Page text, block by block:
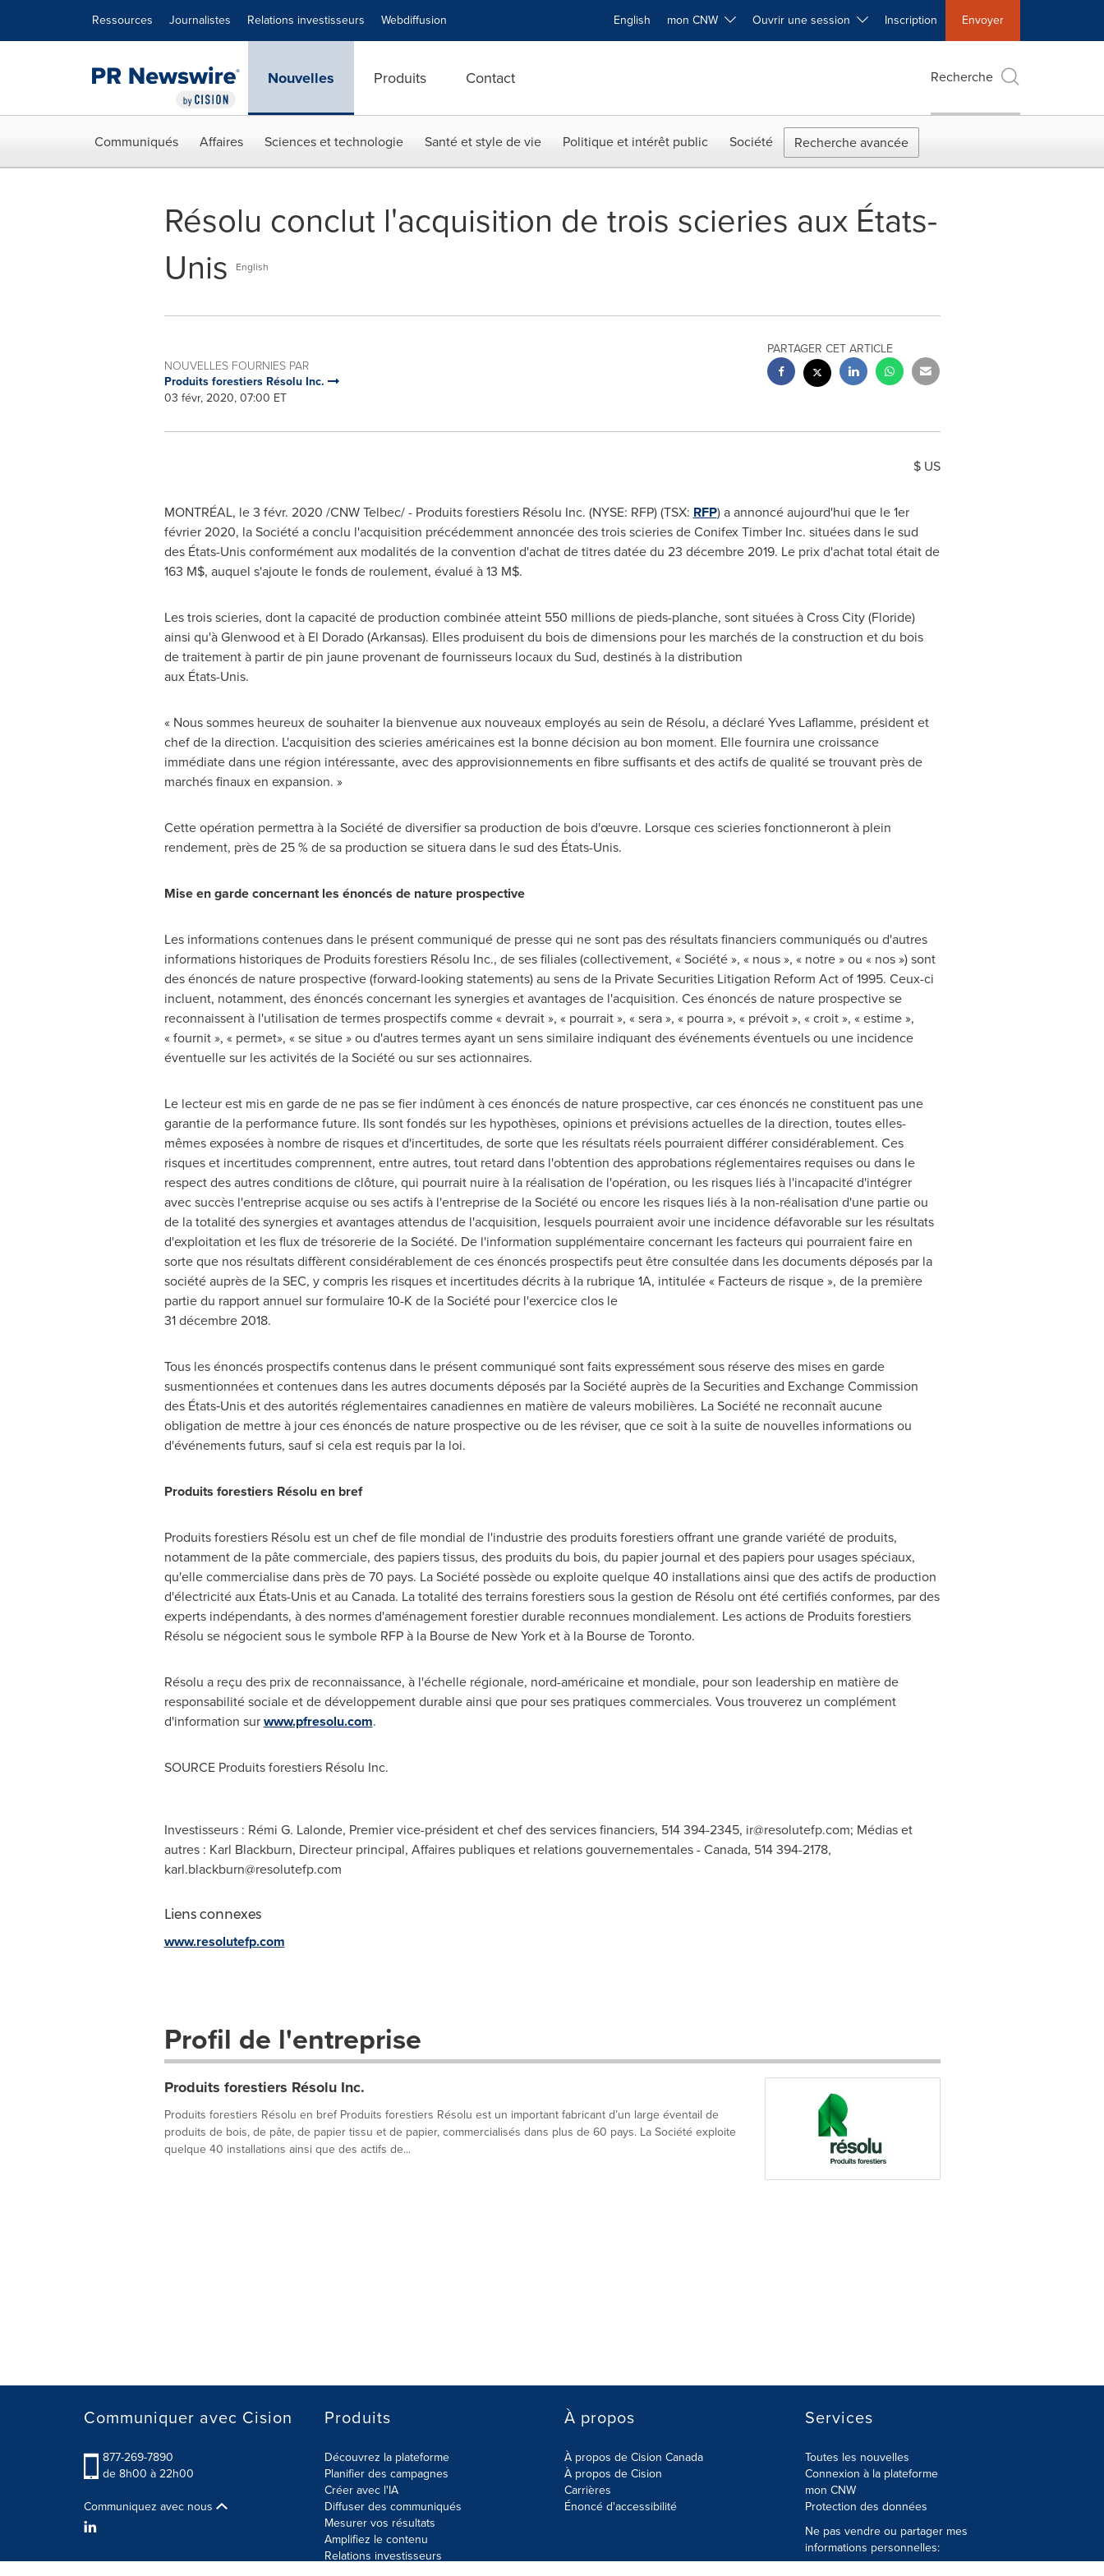
Ressources Journalistes Relations investisseurs Webdiffusion English mon CNW Ouvrir une session Inscription Envoyer
Nouvelles Produits Contact Recherche
Communiqués Affaires Sciences et technologie Santé et style de vie Politique et intérêt public Société Recherche avancée
Résolu conclut l'acquisition de trois scieries aux États-
Unis
English
NOUVELLES FOURNIES PAR
Produits forestiers Résolu Inc.
03 févr, 2020, 07:00 ET
PARTAGER CET ARTICLE
$ US
MONTRÉAL, le 3 févr. 2020 /CNW Telbec/ - Produits forestiers Résolu Inc. (NYSE: RFP) (TSX: RFP) a annoncé aujourd'hui que le 1er
février 2020, la Société a conclu l'acquisition précédemment annoncée des trois scieries de Conifex Timber Inc. situées dans le sud
des États-Unis conformément aux modalités de la convention d'achat de titres datée du 23 décembre 2019. Le prix d'achat total était de
163 M$, auquel s'ajoute le fonds de roulement, évalué à 13 M$.
Les trois scieries, dont la capacité de production combinée atteint 550 millions de pieds-planche, sont situées à Cross City (Floride)
ainsi qu'à Glenwood et à El Dorado (Arkansas). Elles produisent du bois de dimensions pour les marchés de la construction et du bois
de traitement à partir de pin jaune provenant de fournisseurs locaux du Sud, destinés à la distribution
aux États-Unis.
« Nous sommes heureux de souhaiter la bienvenue aux nouveaux employés au sein de Résolu, a déclaré Yves Laflamme, président et
chef de la direction. L'acquisition des scieries américaines est la bonne décision au bon moment. Elle fournira une croissance
immédiate dans une région intéressante, avec des approvisionnements en fibre suffisants et des actifs de qualité se trouvant près de
marchés finaux en expansion. »
Cette opération permettra à la Société de diversifier sa production de bois d'œuvre. Lorsque ces scieries fonctionneront à plein
rendement, près de 25 % de sa production se situera dans le sud des États-Unis.
Mise en garde concernant les énoncés de nature prospective
Les informations contenues dans le présent communiqué de presse qui ne sont pas des résultats financiers communiqués ou d'autres
informations historiques de Produits forestiers Résolu Inc., de ses filiales (collectivement, « Société », « nous », « notre » ou « nos ») sont
des énoncés de nature prospective (forward-looking statements) au sens de la Private Securities Litigation Reform Act of 1995. Ceux-ci
incluent, notamment, des énoncés concernant les synergies et avantages de l'acquisition. Ces énoncés de nature prospective se
reconnaissent à l'utilisation de termes prospectifs comme « devrait », « pourrait », « sera », « pourra », « prévoit », « croit », « estime »,
« fournit », « permet», « se situe » ou d'autres termes ayant un sens similaire indiquant des événements éventuels ou une incidence
éventuelle sur les activités de la Société ou sur ses actionnaires.
Le lecteur est mis en garde de ne pas se fier indûment à ces énoncés de nature prospective, car ces énoncés ne constituent pas une
garantie de la performance future. Ils sont fondés sur les hypothèses, opinions et prévisions actuelles de la direction, toutes elles-
mêmes exposées à nombre de risques et d'incertitudes, de sorte que les résultats réels pourraient différer considérablement. Ces
risques et incertitudes comprennent, entre autres, tout retard dans l'obtention des approbations réglementaires requises ou dans le
respect des autres conditions de clôture, qui pourrait nuire à la réalisation de l'opération, ou les risques liés à l'incapacité d'intégrer
avec succès l'entreprise acquise ou ses actifs à l'entreprise de la Société ou encore les risques liés à la non-réalisation d'une partie ou
de la totalité des synergies et avantages attendus de l'acquisition, lesquels pourraient avoir une incidence défavorable sur les résultats
d'exploitation et les flux de trésorerie de la Société. De l'information supplémentaire concernant les facteurs qui pourraient faire en
sorte que nos résultats diffèrent considérablement de ces énoncés prospectifs peut être consultée dans les documents déposés par la
société auprès de la SEC, y compris les risques et incertitudes décrits à la rubrique 1A, intitulée « Facteurs de risque », de la première
partie du rapport annuel sur formulaire 10-K de la Société pour l'exercice clos le
31 décembre 2018.
Tous les énoncés prospectifs contenus dans le présent communiqué sont faits expressément sous réserve des mises en garde
susmentionnées et contenues dans les autres documents déposés par la Société auprès de la Securities and Exchange Commission
des États‑Unis et des autorités réglementaires canadiennes en matière de valeurs mobilières. La Société ne reconnaît aucune
obligation de mettre à jour ces énoncés de nature prospective ou de les réviser, que ce soit à la suite de nouvelles informations ou
d'événements futurs, sauf si cela est requis par la loi.
Produits forestiers Résolu en bref
Produits forestiers Résolu est un chef de file mondial de l'industrie des produits forestiers offrant une grande variété de produits,
notamment de la pâte commerciale, des papiers tissus, des produits du bois, du papier journal et des papiers pour usages spéciaux,
qu'elle commercialise dans près de 70 pays. La Société possède ou exploite quelque 40 installations ainsi que des actifs de production
d'électricité aux États-Unis et au Canada. La totalité des terrains forestiers sous la gestion de Résolu ont été certifiés conformes, par des
experts indépendants, à des normes d'aménagement forestier durable reconnues mondialement. Les actions de Produits forestiers
Résolu se négocient sous le symbole RFP à la Bourse de New Yorket à la Bourse de Toronto.
Résolu a reçu des prix de reconnaissance, à l'échelle régionale, nord-américaine et mondiale, pour son leadership en matière de
responsabilité sociale et de développement durable ainsi que pour ses pratiques commerciales. Vous trouverez un complément
d'information surwww.pfresolu.com.
SOURCE Produits forestiers Résolu Inc.
Investisseurs : Rémi G. Lalonde, Premier vice-président et chef des services financiers, 514 394-2345, ir@resolutefp.com; Médias et
autres : Karl Blackburn, Directeur principal, Affaires publiques et relations gouvernementales - Canada, 514 394-2178,
karl.blackburn@resolutefp.com
Liens connexes
www.resolutefp.com
Profil de l'entreprise
Produits forestiers Résolu Inc.
Produits forestiers Résolu en bref Produits forestiers Résolu est un important fabricant d’un large éventail de
produits de bois, de pâte, de papier tissu et de papier, commercialisés dans plus de 60 pays. La Société exploite
quelque 40 installations ainsi que des actifs de...
Communiquer avec Cision
877-269-7890
de 8h00 à 22h00
Communiquez avec nous
Produits
Découvrez la plateforme
Planifier des campagnes
Créer avec l'IA
Diffuser des communiqués
Mesurer vos résultats
Amplifiez le contenu
Relations investisseurs
À propos
À propos de Cision Canada
À propos de Cision
Carrières
Énoncé d'accessibilité
Services
Toutes les nouvelles
Connexion à la plateforme
mon CNW
Protection des données
Ne pas vendre ou partager mes
informations personnelles: